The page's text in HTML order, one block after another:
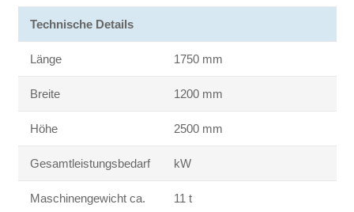
Technische Details
Länge 1750 mm
Breite 1200 mm
Höhe 2500 mm
Gesamtleistungsbedarf kW
Maschinengewicht ca. 11 t